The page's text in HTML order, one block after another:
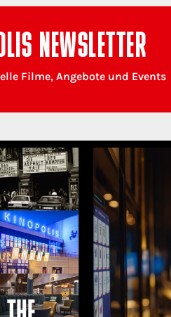
NEWSLETTER
Filme, Angebote und Events